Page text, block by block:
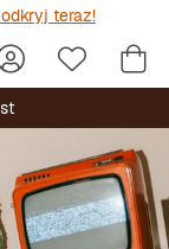
teraz!